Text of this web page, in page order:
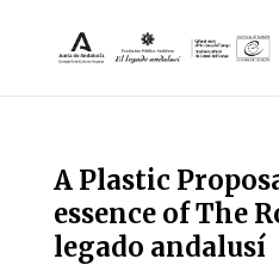
A Plastic
essence of The
legado andalusí